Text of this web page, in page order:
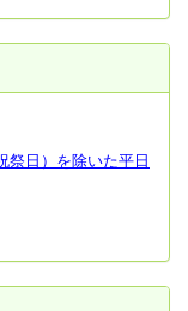
祭日）を除いた平日